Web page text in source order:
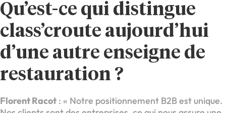
Qu’est-ce qui distingue
class’croute aujourd’hui
d’une autre enseigne de
restauration ?
Florent Racot : « Notre positionnement B2B est unique.